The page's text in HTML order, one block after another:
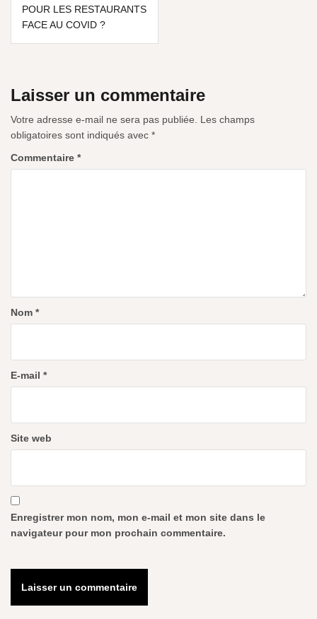
POUR LES RESTAURANTS
FACE AU COVID ?
Laisser un commentaire
Votre adresse e-mail ne sera pas publiée.
Les champs
obligatoires sont indiqués avec *
Commentaire *
Nom *
E-mail *
Site web
Enregistrer mon nom, mon e-mail et mon site dans le
navigateur pour mon prochain commentaire.